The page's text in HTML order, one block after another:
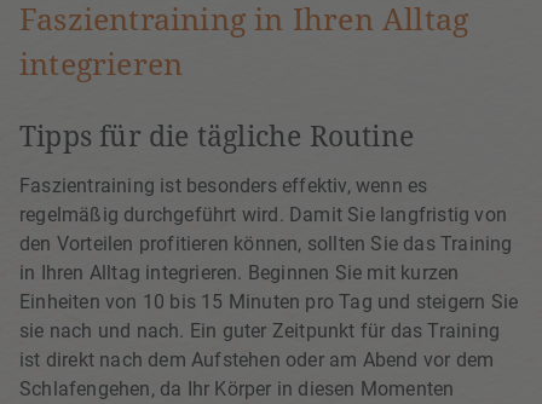
Faszientraining in Ihren Alltag
integrieren
Tipps für die tägliche Routine
Faszientraining ist besonders effektiv, wenn es
regelmäßig durchgeführt wird. Damit Sie langfristig von
den Vorteilen profitieren können, sollten Sie das Training
in Ihren Alltag integrieren. Beginnen Sie mit kurzen
Einheiten von 10 bis 15 Minuten pro Tag und steigern Sie
sie nach und nach. Ein guter Zeitpunkt für das Training
ist direkt nach dem Aufstehen oder am Abend vor dem
Schlafengehen, da Ihr Körper in diesen Momenten